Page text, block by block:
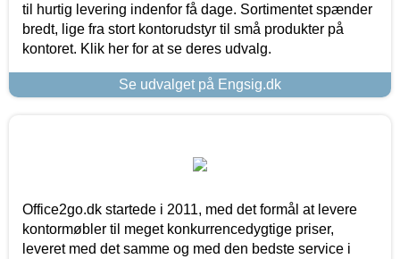
til hurtig levering indenfor få dage. Sortimentet spænder
bredt, lige fra stort kontorudstyr til små produkter på
kontoret. Klik her for at se deres udvalg.
Se udvalget på Engsig.dk
Office2go.dk startede i 2011, med det formål at levere
kontormøbler til meget konkurrencedygtige priser,
leveret med det samme og med den bedste service i